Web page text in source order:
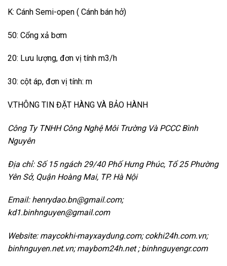
K: Cánh Semi-open ( Cánh bán hở)
50: Cổng xả bơm
20: Lưu lượng, đơn vị tính m3/h
30: cột áp, đơn vị tính: m
V.THÔNG TIN ĐẶT HÀNG VÀ BẢO HÀNH
Công Ty TNHH Công Nghệ Môi Trường Và PCCC Bình
Nguyên
Địa chỉ: Số 15 ngách 29/40 Phố Hưng Phúc, Tổ 25 Phường
Yên Sở, Quận Hoàng Mai, TP. Hà Nội
Email: henrydao.bn@gmail.com;
kd1.binhnguyen@gmail.com
Website: maycokhi-mayxaydung.com; cokhi24h.com.vn;
binhnguyen.net.vn; maybom24h.net ; binhnguyengr.com